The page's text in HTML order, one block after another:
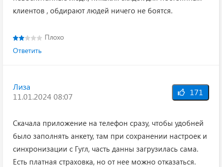
клиентов , обдирают людей ничего не боятся.
Плохо
Ответить
Лиза
11.01.2024 08:07
171
Скачала приложение на телефон сразу, чтобы удобней
было заполнять анкету, там при сохранении настроек и
синхронизации с Гугл, часть данны загрузилась сама.
Есть платная страховка, но от нее можно отказаться.